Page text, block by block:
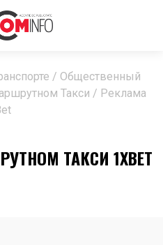
/ Общественный
Такси / Реклама
ТАКСИ 1XBET